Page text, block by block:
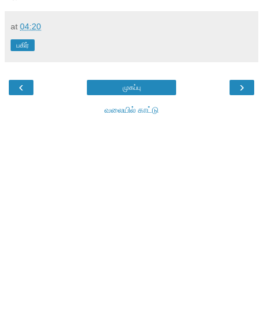
at 04:20
பகிர்
‹ ›
முகப்பு
வலையில் காட்டு